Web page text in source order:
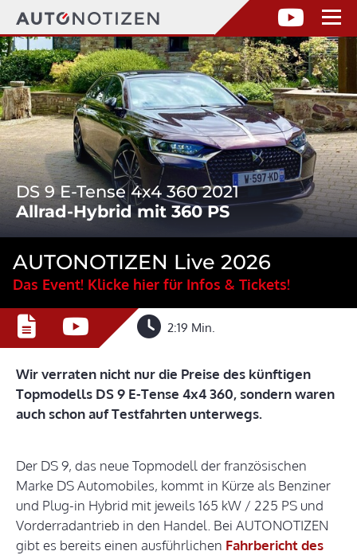
DS 9 E-Tense 4x4 360 2021
Allrad-Hybrid mit 360 PS
AUTONOTIZEN Live 2026
Das Event! Klicke hier für Infos & Tickets!
2:19 Min.
Wir verraten nicht nur die Preise des künftigen
Topmodells DS 9 E-Tense 4x4 360, sondern waren
auch schon auf Testfahrten unterwegs.
Der DS 9, das neue Topmodell der französischen
Marke DS Automobiles, kommt in Kürze als Benziner
und Plug-in Hybrid mit jeweils 165 kW / 225 PS und
Vorderradantrieb in den Handel. Bei AUTONOTIZEN
gibt es bereits einen ausführlichen Fahrbericht des